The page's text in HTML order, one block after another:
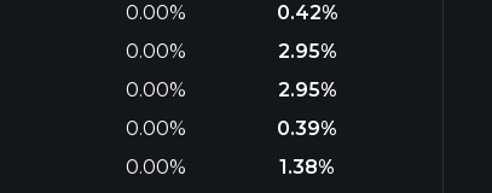
0.00%
0.42%
0.00%
2.95%
0.00%
2.95%
0.00%
0.39%
0.00%
1.38%